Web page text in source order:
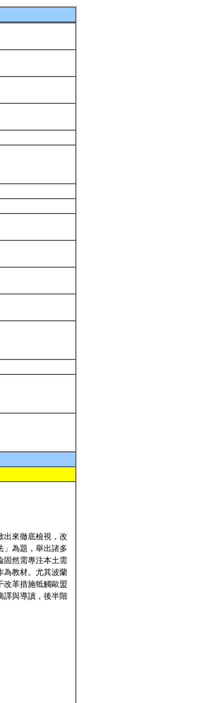
出來徹底檢視，改
」為題，舉出諸多
固然需專注本土需
為教材。尤其波蘭
改革措施牴觸歐盟
譯與導讀，後半階